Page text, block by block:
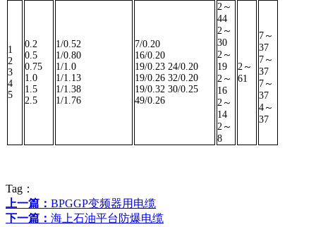
1
2
3
4
5
0.2
0.5
0.75
1.0
1.5
2.5
1/0.52
1/0.80
1/1.0
1/1.13
1/1.38
1/1.76
7/0.20
16/0.20
19/0.23 24/0.20
19/0.26 32/0.20
19/0.32 30/0.25
49/0.26
2～
44
2～
30
2～
19
2～
16
2～
14
2～
8
2～
61
7～
37
7～
37
7～
37
4～
37
Tag：
上一篇： BPGGP变频器用电缆
下一篇： 海上石油平台防爆电缆